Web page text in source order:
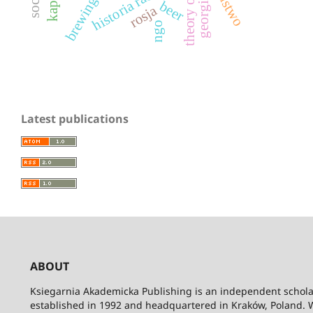
beer
rosja georgia
ngo
Latest publications
ABOUT
Ksiegarnia Akademicka Publishing is an independent
established in 1992 and headquartered in Kraków, Poland.